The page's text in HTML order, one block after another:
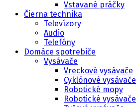
Vstavané práčky
Čierna technika
Televízory
Audio
Telefóny
Domáce spotrebiče
Vysávače
Vreckové vysávače
Cyklónové vysávače
Robotické mopy
Robotické vysávače